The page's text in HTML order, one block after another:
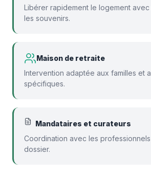
Libérer rapidement le logement
les souvenirs.
Maison de retraite
Intervention adaptée aux familles et
spécifiques.
Mandataires et curateurs
Coordination avec les
dossier.